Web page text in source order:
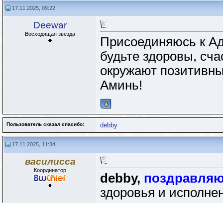
17.11.2025, 09:22
Deewar
Восходящая звезда
Присоединяюсь к
будьте здоровы,
окружают
Аминь!
Пользователь сказал cпасибо: debby
17.11.2025, 11:34
василисса
Координатор
debby,
здоровья и